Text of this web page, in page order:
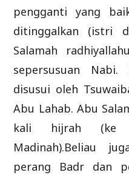
pengganti yang
ditinggalkan (istri
Salamah
sepersusuan
disusui oleh
Abu Lahab. Abu
kali hijrah (ke
Madinah).Beliau
perang Badr dan